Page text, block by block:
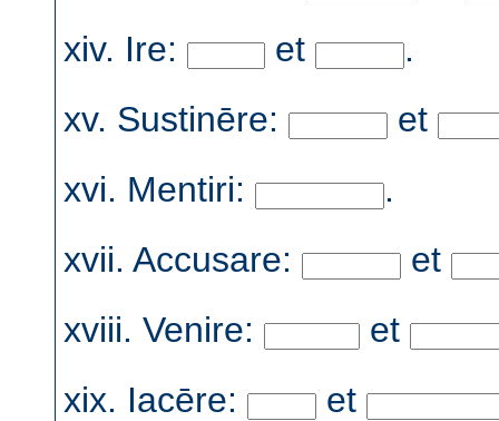
xiv. Ire:
et
.
xv. Sustinēre:
et
xvi. Mentiri:
.
xvii. Accusare:
et
xviii. Venire:
et
xix. Iacēre:
et